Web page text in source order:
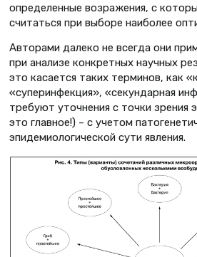
определенные возражения, с
считаться при выборе наиболее
Авторами далеко не всегда они
при анализе конкретных научных
это касается таких терминов, как
«суперинфекция», «секундарная
требуют уточнения с точки зрения
это главное!) – с учетом
эпидемиологической сути явления.